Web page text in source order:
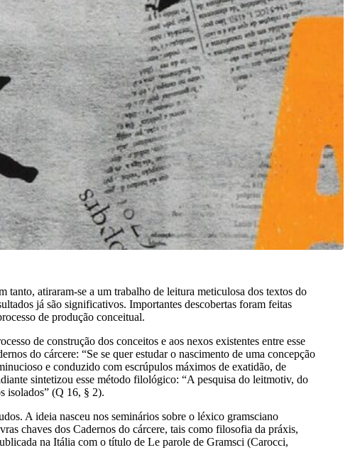
tanto, atiraram-se a um trabalho de leitura meticulosa dos textos do
já são significativos. Importantes descobertas foram feitas
de produção conceitual.
de construção dos conceitos e aos nexos existentes entre esse
do cárcere: “Se se quer estudar o nascimento de uma concepção
e conduzido com escrúpulos máximos de exatidão, de
sintetizou esse método filológico: “A pesquisa do leitmotiv, do
isolados” (Q 16, § 2).
A ideia nasceu nos seminários sobre o léxico gramsciano
chaves dos Cadernos do cárcere, tais como filosofia da práxis,
na Itália com o título de Le parole de Gramsci (Carocci,